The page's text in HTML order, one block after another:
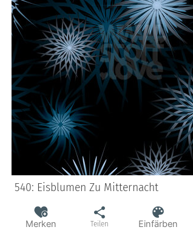
540: Eisblumen Zu Mitternacht
Merken Teilen Einfärben